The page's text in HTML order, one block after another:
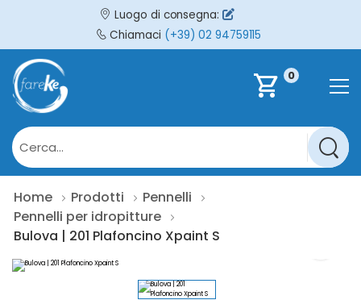
Luogo di consegna:
Chiamaci (+39) 02 94759115
shopping_cart 0
Home Prodotti
Pennelli
Pennelli per idropitture
Bulova | 201 Plafoncino Xpaint S